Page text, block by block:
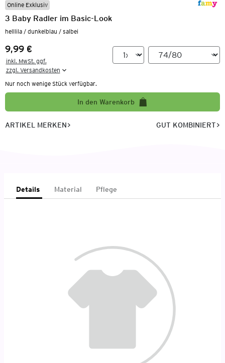
Online Exklusiv
3 Baby Radler im Basic-Look
helllila / dunkelblau / salbei
Preis:
9,99 €
inkl. MwSt. ggf.
zzgl. Versandkosten
Nur noch wenige Stück verfügbar.
In den Warenkorb
ARTIKEL MERKEN GUT KOMBINIERT
Details Material Pflege